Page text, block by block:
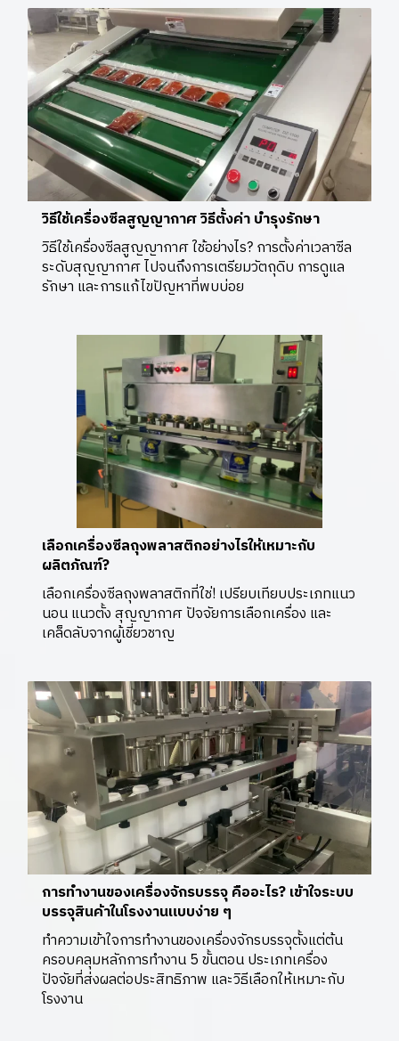
วิธีใช้เครื่องซีลสูญญากาศ วิธีตั้งค่า บำรุงรักษา
วิธีใช้เครื่องซีลสูญญากาศ ใช้อย่างไร? การตั้งค่าเวลาซีล
ระดับสุญญากาศ ไปจนถึงการเตรียมวัตถุดิบ การดูแล
รักษา และการแก้ไขปัญหาที่พบบ่อย
เลือกเครื่องซีลถุงพลาสติกอย่างไรให้เหมาะกับ
ผลิตภัณฑ์?
เลือกเครื่องซีลถุงพลาสติกที่ใช่! เปรียบเทียบประเภทแนว
นอน แนวตั้ง สุญญากาศ ปัจจัยการเลือกเครื่อง และ
เคล็ดลับจากผู้เชี่ยวชาญ
การทำงานของเครื่องจักรบรรจุ คืออะไร? เข้าใจระบบ
บรรจุสินค้าในโรงงานแบบง่าย ๆ
ทำความเข้าใจการทำงานของเครื่องจักรบรรจุตั้งแต่ต้น
ครอบคลุมหลักการทำงาน 5 ขั้นตอน ประเภทเครื่อง
ปัจจัยที่ส่งผลต่อประสิทธิภาพ และวิธีเลือกให้เหมาะกับ
โรงงาน